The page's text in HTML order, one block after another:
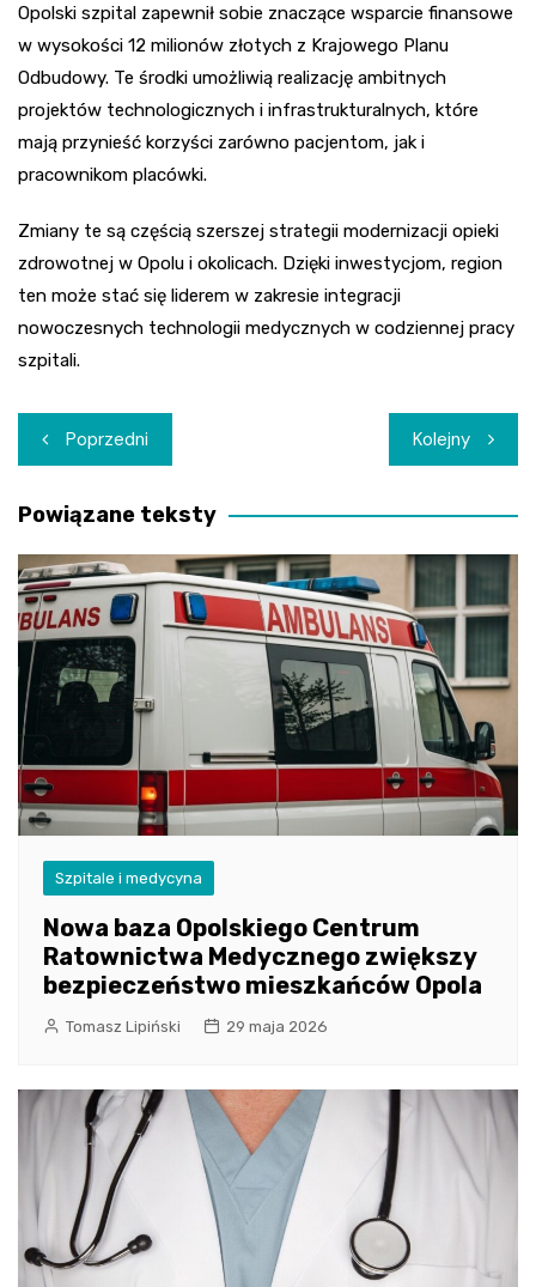
Opolski szpital zapewnił sobie znaczące wsparcie finansowe
w wysokości 12 milionów złotych z Krajowego Planu
Odbudowy. Te środki umożliwią realizację ambitnych
projektów technologicznych i infrastrukturalnych, które
mają przynieść korzyści zarówno pacjentom, jak i
pracownikom placówki.
Zmiany te są częścią szerszej strategii modernizacji opieki
zdrowotnej w Opolu i okolicach. Dzięki inwestycjom, region
ten może stać się liderem w zakresie integracji
nowoczesnych technologii medycznych w codziennej pracy
szpitali.
Nawigacja
wpisu
Poprzedni Kolejny
Powiązane teksty
Szpitale i medycyna
Nowa baza Opolskiego Centrum
Ratownictwa Medycznego zwiększy
bezpieczeństwo mieszkańców Opola
Tomasz Lipiński 29 maja 2026